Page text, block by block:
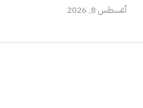
أغسطس 8, 2026